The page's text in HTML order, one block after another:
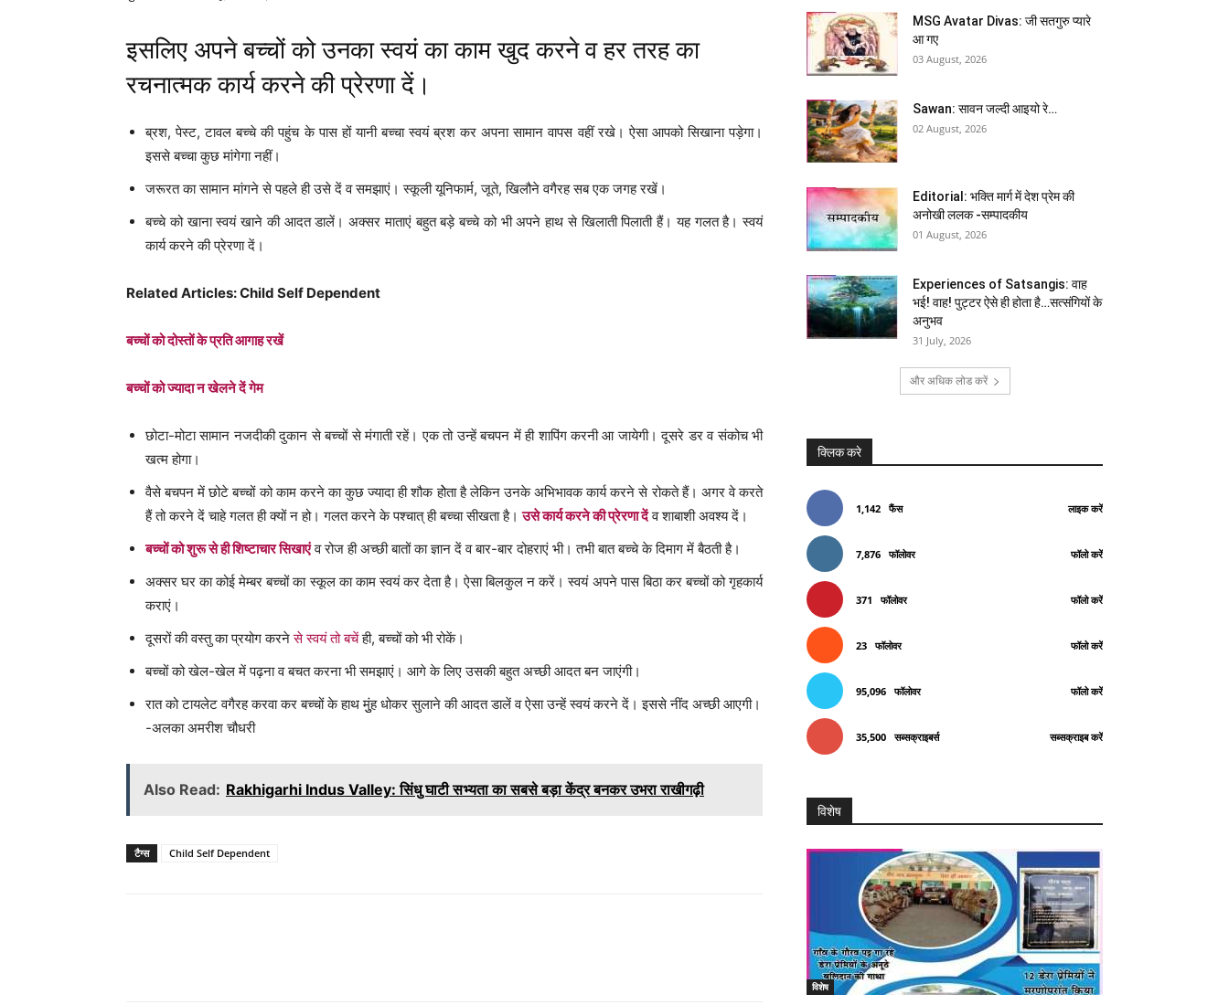
इसलिए अपने बच्चों को उनका स्वयं का काम खुद करने व हर तरह का
रचनात्मक कार्य करने की प्रेरणा दें।
ब्रश, पेस्ट, टावल बच्चे की पहुंच के पास हों यानी बच्चा स्वयं ब्रश कर अपना सामान वापस वहीं रखे। ऐसा आपको सिखाना पड़ेगा।
इससे बच्चा कुछ मांगेगा नहीं।
जरूरत का सामान मांगने से पहले ही उसे दें व समझाएं। स्कूली यूनिफार्म, जूते, खिलौने वगैरह सब एक जगह रखें।
बच्चे को खाना स्वयं खाने की आदत डालें। अक्सर माताएं बहुत बड़े बच्चे को भी अपने हाथ से खिलाती पिलाती हैं। यह गलत है। स्वयं
कार्य करने की प्रेरणा दें।
Related Articles: Child Self Dependent
बच्चों को दोस्तों के प्रति आगाह रखें
बच्चों को ज्यादा न खेलने दें गेम
छोटा-मोटा सामान नजदीकी दुकान से बच्चों से मंगाती रहें। एक तो उन्हें बचपन में ही शापिंग करनी आ जायेगी। दूसरे डर व संकोच भी
खत्म होगा।
वैसे बचपन में छोटे बच्चों को काम करने का कुछ ज्यादा ही शौक होेता है लेकिन उनके अभिभावक कार्य करने से रोकते हैं। अगर वे करते
हैं तो करने दें चाहे गलत ही क्यों न हो। गलत करने के पश्चात् ही बच्चा सीखता है।उसे कार्य करने की प्रेरणा देंव शाबाशी अवश्य दें।
बच्चों को शुरू से ही शिष्टाचार सिखाएंव रोज ही अच्छी बातों का ज्ञान दें व बार-बार दोहराएं भी। तभी बात बच्चे के दिमाग में बैठती है।
अक्सर घर का कोई मेम्बर बच्चों का स्कूल का काम स्वयं कर देता है। ऐसा बिलकुल न करें। स्वयं अपने पास बिठा कर बच्चों को गृहकार्य
कराएं।
दूसरों की वस्तु का प्रयोग करनेसे स्वयं तो बचेंही, बच्चों को भी रोकें।
बच्चों को खेल-खेल में पढ़ना व बचत करना भी समझाएं। आगे के लिए उसकी बहुत अच्छी आदत बन जाएंगी।
रात को टायलेट वगैरह करवा कर बच्चों के हाथ मुुंह धोकर सुलाने की आदत डालें व ऐसा उन्हें स्वयं करने दें। इससे नींद अच्छी आएगी।
-अलका अमरीश चौधरी
Also Read: Rakhigarhi Indus Valley: सिंधु घाटी सभ्यता का सबसे बड़ा केंद्र बनकर उभरा राखीगढ़ी
टैग्स Child Self Dependent
Telegram Copy URL
MSG Avatar Divas: जी सतगुरु प्यारे
आ गए
03 August, 2026
Sawan: सावन जल्दी आइयो रे…
02 August, 2026
Editorial: भक्ति मार्ग में देश प्रेम की
अनोखी ललक -सम्पादकीय
01 August, 2026
Experiences of Satsangis: वाह
भई! वाह! पुट्टर ऐसे ही होता है…सत्संगियों के
अनुभव
31 July, 2026
और अधिक लोड करें
क्लिक करे
1,142 फैंस लाइक करें
7,876 फॉलोवर फॉलो करें
371 फॉलोवर फॉलो करें
23 फॉलोवर फॉलो करें
95,096 फॉलोवर फॉलो करें
35,500 सब्सक्राइबर्स सब्सक्राइब करें
विशेष
विशेष